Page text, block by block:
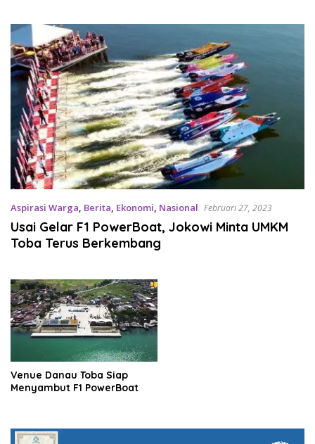
Aspirasi Warga, Berita, Ekonomi, Nasional Februari 27, 2023
Usai Gelar F1 PowerBoat, Jokowi Minta UMKM
Toba Terus Berkembang
Venue Danau Toba Siap
Menyambut F1 PowerBoat